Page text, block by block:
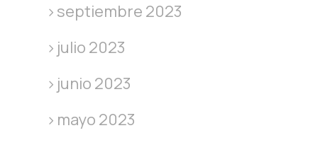
septiembre 2023
julio 2023
junio 2023
mayo 2023